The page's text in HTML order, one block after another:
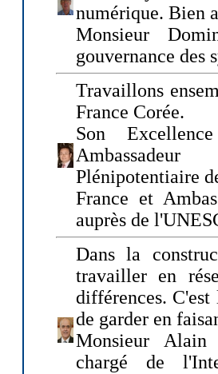
numérique. Bien
Monsieur
gouvernance des
Travaillons
France Corée.
Son
Plénipotentiaire
France et
auprès de
Dans la
travailler en
différences.
de garder en
Monsieur Alain
chargé de